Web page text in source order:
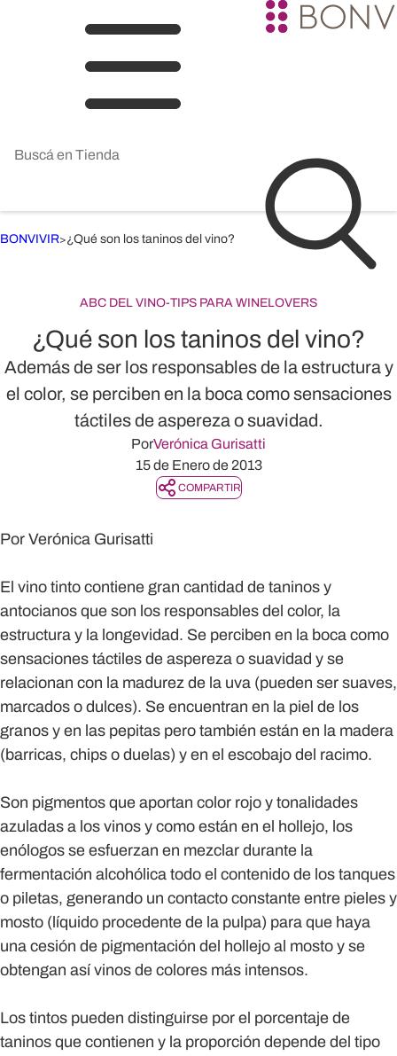
BONVIVIR>¿Qué son los taninos del vino?
ABC DEL VINO-TIPS PARA WINELOVERS
¿Qué son los taninos del vino?
Además de ser los responsables de la estructura y
el color, se perciben en la boca como sensaciones
táctiles de aspereza o suavidad.
PorVerónica Gurisatti
15 de Enero de 2013
COMPARTIR
Por Verónica Gurisatti
El vino tinto contiene gran cantidad de taninos y
antocianos que son los responsables del color, la
estructura y la longevidad. Se perciben en la boca como
sensaciones táctiles de aspereza o suavidad y se
relacionan con la madurez de la uva (pueden ser suaves,
marcados o dulces). Se encuentran en la piel de los
granos y en las pepitas pero también están en la madera
(barricas, chips o duelas) y en el escobajo del racimo.
Son pigmentos que aportan color rojo y tonalidades
azuladas a los vinos y como están en el hollejo, los
enólogos se esfuerzan en mezclar durante la
fermentación alcohólica todo el contenido de los tanques
o piletas, generando un contacto constante entre pieles y
mosto (líquido procedente de la pulpa) para que haya
una cesión de pigmentación del hollejo al mosto y se
obtengan así vinos de colores más intensos.
Los tintos pueden distinguirse por el porcentaje de
taninos que contienen y la proporción depende del tipo